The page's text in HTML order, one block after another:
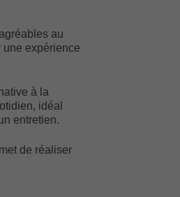
au
une expérience
à la
idéal
entretien.
de réaliser